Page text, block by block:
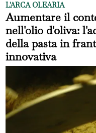
L'ARCA OLEARIA
Aumentare il
nell'olio d'oliva:
della pasta in
innovativa